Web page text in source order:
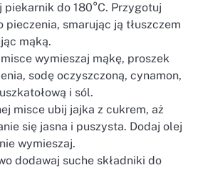
piekarnik do 180°C. Przygotuj
pieczenia, smarując ją tłuszczem
mąką.
wymieszaj mąkę, proszek
sodę oczyszczoną, cynamon,
i sól.
misce ubij jajka z cukrem, aż
się jasna i puszysta. Dodaj olej
wymieszaj.
dodawaj suche składniki do